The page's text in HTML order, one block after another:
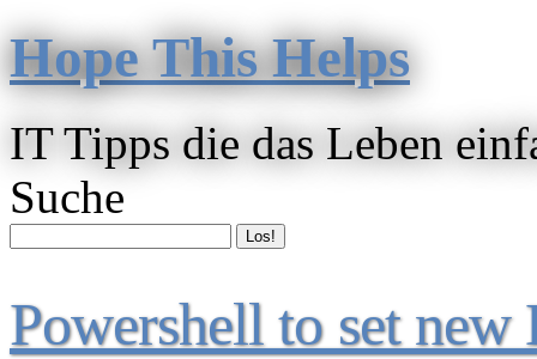
Hope This Helps
IT Tipps die das Leben
Suche
Powershell to set